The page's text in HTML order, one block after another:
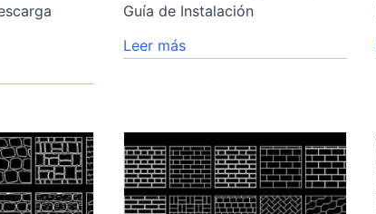
Guía de Instalación
Leer más